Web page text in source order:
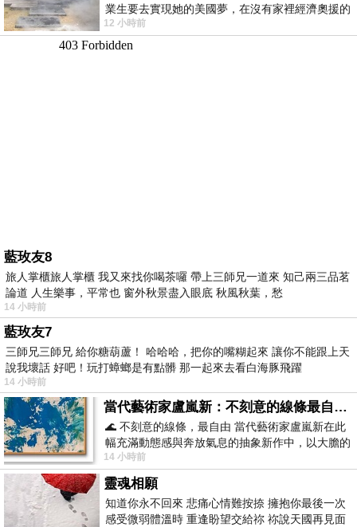
業生要去實現她的美國夢，在沒有家裡經濟奧援的
情況下，靠著自我努力工作累積出國基
12 小時前
藍玫友8
旅人掌櫃旅人掌櫃 我又來找你喝茶囉 帶上三師兄一道來 知己兩三品茗
論道 人生樂事，平常也 窗外秋景盡入眼底 秋風秋葉，愁
14 小時前
藍玫友7
三師兄三師兄 給你糖葫蘆！ 哈哈哈，把你的嘴糊起來 讓你不能跟上天
說我壞話 好吧！玩打蟑螂是有點髒 那一起來去看白海豚飛躍
14 小時前
當代藝術家盧嵐新：不刻意的線條最自由，讓色彩流動、筆觸自己說話
🌊 不刻意的線條，最自由 當代藝術家盧嵐新在此
幅充滿動態感與奔放氣息的抽象新作中，以大膽的
藍色顏料在白色畫布上揮灑、壓印與流淌
14 小時前
靈魂相願
知道你永不回來 悲痛心情難按捺 擁抱你最後一次
感受微弱體溫時 重逢盼望交給祢 祢說天國再見面